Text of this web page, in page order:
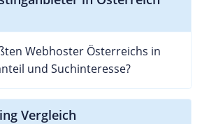
Webhoster Österreichs in
und Suchinteresse?
Vergleich